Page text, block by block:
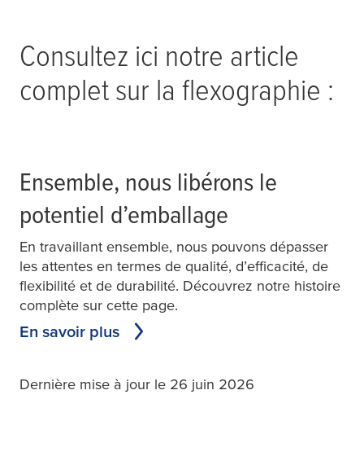
Consultez ici notre article
complet sur la flexographie :
Ensemble, nous libérons le
potentiel d’emballage
En travaillant ensemble, nous pouvons dépasser
les attentes en termes de qualité, d’efficacité, de
flexibilité et de durabilité. Découvrez notre histoire
complète sur cette page.
En savoir plus
Dernière mise à jour le 26 juin 2026